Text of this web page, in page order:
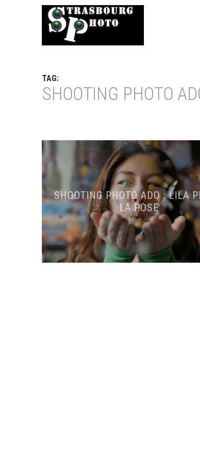
TAG:
SHOOTING PHOTO
SHOOTING PHOTO ADO : LILA
LA POSE